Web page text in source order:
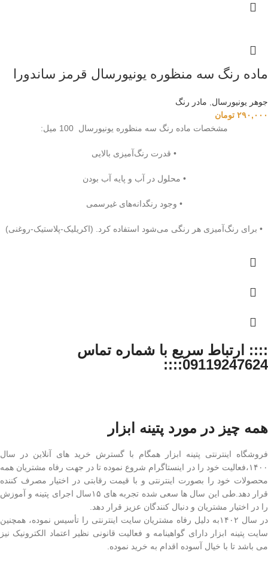
ماده رنگ سه منظوره یونیورسال قرمز ساندورا
جوهر یونیورسال
مادر رنگ
۲۹۰,۰۰۰ تومان
مشخصات ماده رنگ سه منظوره یونیورسال 100 میل:
• قدرت رنگ‌آمیزی بالایی
• محلول در آب و پایه آب بودن
• وجود رنگدانه‌های غیرسمی
• برای رنگ‌آمیزی هر رنگی می‌شود استفاده کرد. (اکریلیک-پلاستیک-روغنی)
:::: ارتباط سریع با شماره تماس
09119247624::::
همه چیز در مورد پتینه ابزار
فروشگاه اینترنتی پتینه ابزار همگام با گسترش خرید های آنلاین در سال
۱۴۰۰،فعالیت خود را در اینستاگرام شروع نموده تا در جهت رفاه مشتریان همه
محصولات خود را بصورت اینترنتی و با قیمت رقابتی در اختیار مصرف کننده
قرار دهد.طی این سال ها سعی شده تجربه های ۱۵سال اجرای پتینه و آموزش
را در اختیار مشتریان و دنبال کنندگان عزیز قرار دهد.
در سال ۱۴۰۲به دلیل رفاه مشتریان سایت اینترنتی را تأسیس نموده، همچنین
سایت پتینه ابزار دارای گواهینامه و فعالیت قانونی نظیر اعتماد الکترونیک نیز
می باشد تا با خیال آسوده اقدام به خرید نموده.